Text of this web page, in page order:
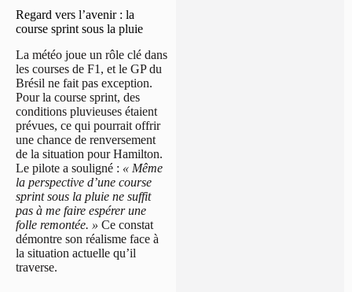
Regard vers l’avenir : la
course sprint sous la pluie
La météo joue un rôle clé dans
les courses de F1, et le GP du
Brésil ne fait pas exception.
Pour la course sprint, des
conditions pluvieuses étaient
prévues, ce qui pourrait offrir
une chance de renversement
de la situation pour Hamilton.
Le pilote a souligné : « Même
la perspective d’une course
sprint sous la pluie ne suffit
pas à me faire espérer une
folle remontée. » Ce constat
démontre son réalisme face à
la situation actuelle qu’il
traverse.